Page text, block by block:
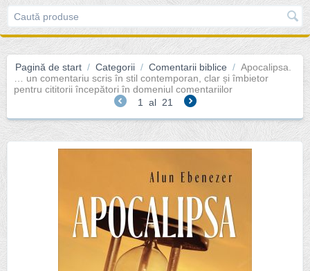
Pagină de start / Categorii / Comentarii biblice / Apocalipsa.
… un comentariu scris în stil contemporan, clar și îmbietor
pentru cititorii începători în domeniul comentariilor
1
al 21